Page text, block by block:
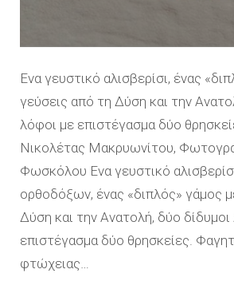
Ενα γευστικό αλισβερίσι, ένας
γεύσεις από τη Δύση και την
λόφοι με επιστέγασμα δύο
Νικολέτας Μακρυωνίτου,
Φωσκόλου Ενα γευστικό
ορθοδόξων, ένας «διπλός» γάμος
Δύση και την Ανατολή, δύο
επιστέγασμα δύο θρησκείες.
φτώχειας…